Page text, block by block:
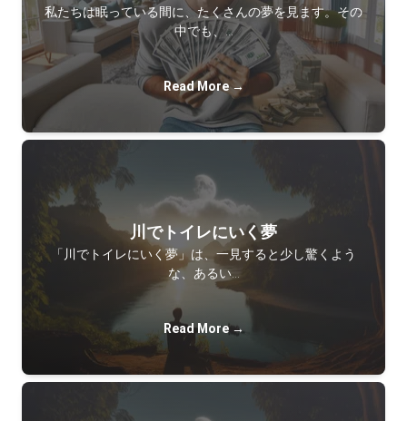
私たちは眠っている間に、たくさんの夢を見ます。その
中でも、…
Read More →
川でトイレにいく夢
「川でトイレにいく夢」は、一見すると少し驚くよう
な、あるい…
Read More →